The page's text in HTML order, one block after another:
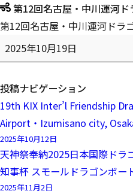
第12回名古屋・中川運河
第12回名古屋・中川運河ドラ
2025年10月19日
投稿ナビゲーション
19th KIX Inter’l Friendship
Airport・Izumisano city,
2025年10月12日
天神祭奉納2025日本国際ド
知事杯 スモールドラゴンボー
2025年11月2日